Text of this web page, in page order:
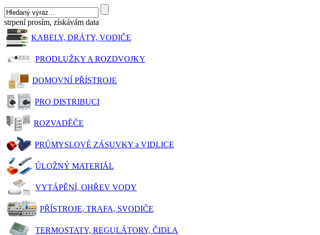
strpení prosím, získávám data
KABELY, DRÁTY, VODIČE
PRODLUŽKY A ROZDVOJKY
DOMOVNÍ PŘÍSTROJE
PRO DISTRIBUCI
ROZVADĚČE
PRŮMYSLOVÉ ZÁSUVKY a VIDLICE
ÚLOŽNÝ MATERIÁL
VYTÁPĚNÍ, OHŘEV VODY
PŘÍSTROJE, TRAFA, SVODIČE
TERMOSTATY, REGULÁTORY, ČIDLA